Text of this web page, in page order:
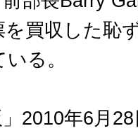
買収した恥
る。
2010年6月28